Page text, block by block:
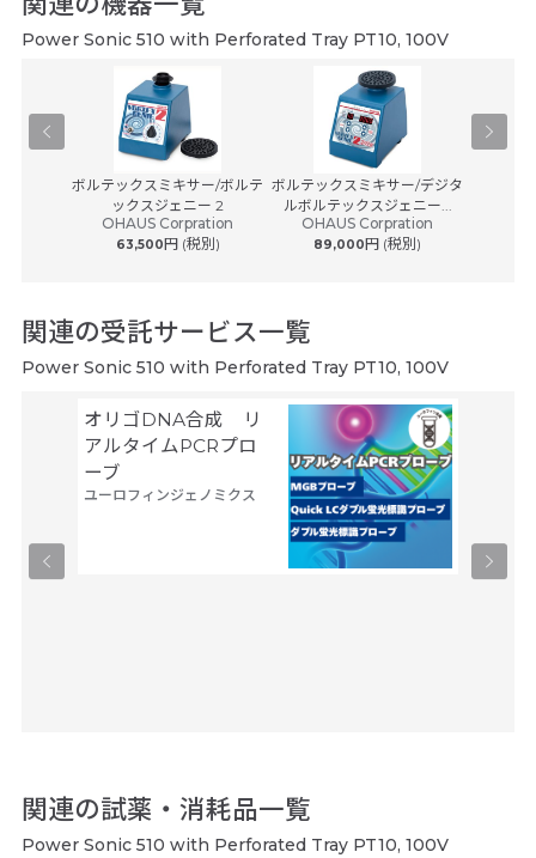
Power Sonic 510 with Perforated Tray PT10, 100V
ボルテックスミキサー/ボルテ
ックスジェニー 2
OHAUS Corpration
63,500円 (税別)
ボルテックスミキサー/デジタ
ルボルテックスジェニー...
OHAUS Corpration
89,000円 (税別)
関連の受託サービス一覧
Power Sonic 510 with Perforated Tray PT10, 100V
オリゴDNA合成 リ
アルタイムPCRプロ
ーブ
ユーロフィンジェノミクス
関連の試薬・消耗品一覧
Power Sonic 510 with Perforated Tray PT10, 100V